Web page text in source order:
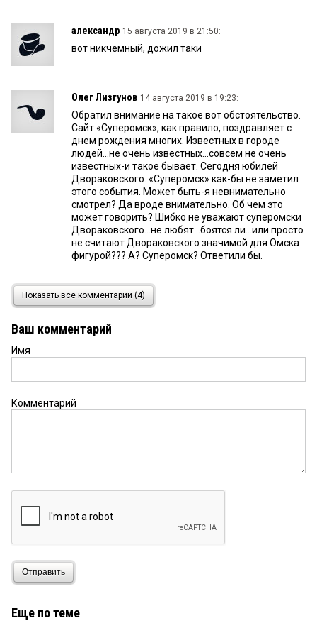
александр 15 августа 2019 в 21:50:
вот никчемный, дожил таки
Олег Лизгунов 14 августа 2019 в 19:23:
Обратил внимание на такое вот обстоятельство.
Сайт «Суперомск», как правило, поздравляет с
днем рождения многих. Известных в городе
людей...не очень известных...совсем не очень
известных-и такое бывает. Сегодня юбилей
Двораковского. «Суперомск» как-бы не заметил
этого события. Может быть-я невнимательно
смотрел? Да вроде внимательно. Об чем это
может говорить? Шибко не уважают суперомски
Двораковского...не любят...боятся ли...или просто
не считают Двораковского значимой для Омска
фигурой??? А? Суперомск? Ответили бы.
Олег Лизгунов 14 августа 2019 в 13:06:
Вячеслав Викторович! С ЮБИЛЕЕМ!!! ЗДОРОВЬЯ!!!
Показать все комментарии (4)
Ваш комментарий
Имя
Комментарий
Отправить
Еще по теме